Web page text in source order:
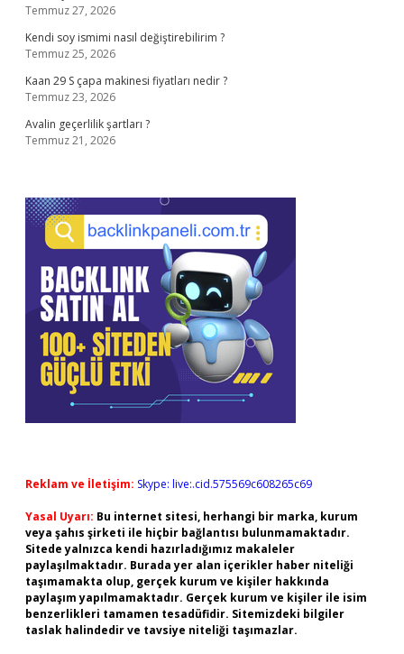
Temmuz 27, 2026
Kendi soy ismimi nasıl değiştirebilirim ?
Temmuz 25, 2026
Kaan 29 S çapa makinesi fiyatları nedir ?
Temmuz 23, 2026
Avalin geçerlilik şartları ?
Temmuz 21, 2026
Reklam ve İletişim: Skype: live:.cid.575569c608265c69
Yasal Uyarı: Bu internet sitesi, herhangi bir marka, kurum
veya şahıs şirketi ile hiçbir bağlantısı bulunmamaktadır.
Sitede yalnızca kendi hazırladığımız makaleler
paylaşılmaktadır. Burada yer alan içerikler haber niteliği
taşımamakta olup, gerçek kurum ve kişiler hakkında
paylaşım yapılmamaktadır. Gerçek kurum ve kişiler ile isim
benzerlikleri tamamen tesadüfidir. Sitemizdeki bilgiler
taslak halindedir ve tavsiye niteliği taşımazlar.